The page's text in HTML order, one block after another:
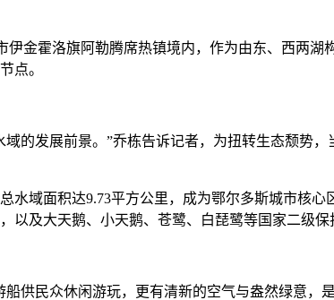
霍洛旗阿勒腾席热镇境内，作为由东、西两湖
点。
发展前景。”乔栋告诉记者，为扭转生态颓势
面积达9.73平方公里，成为鄂尔多斯城市核心
以及大天鹅、小天鹅、苍鹭、白琵鹭等国家二级保
民众休闲游玩，更有清新的空气与盎然绿意，